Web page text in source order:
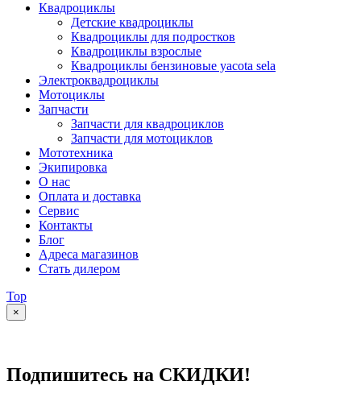
Квадроциклы
Детские квадроциклы
Квадроциклы для подростков
Квадроциклы взрослые
Квадроциклы бензиновые yacota sela
Электроквадроциклы
Мотоциклы
Запчасти
Запчасти для квадроциклов
Запчасти для мотоциклов
Мототехника
Экипировка
О нас
Оплата и доставка
Сервис
Контакты
Блог
Адреса магазинов
Стать дилером
Top
×
Подпишитесь на СКИДКИ!